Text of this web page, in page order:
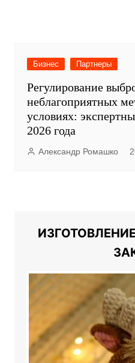
Бизнес Партнеры
Регулирование
неблагоприятных
условиях:
2026 года
Александр Ромашко